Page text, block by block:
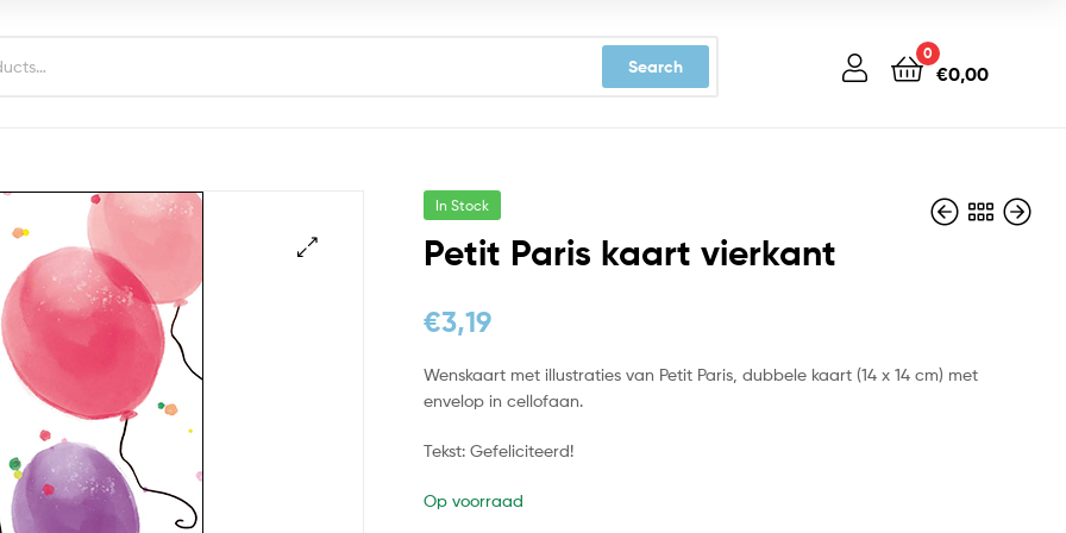
Search
0
€0,00
In Stock
Petit Paris kaart vierkant
€3,19
Wenskaart met illustraties van Petit Paris, dubbele kaart (14 x 14 cm) met
envelop in cellofaan.
Tekst: Gefeliciteerd!
Op voorraad